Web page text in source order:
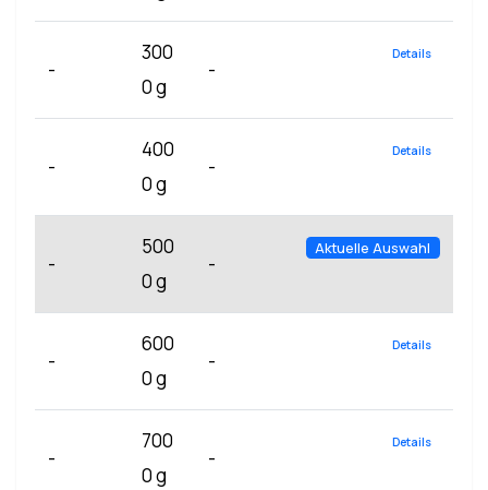
-
300
0 g
-
Details
-
400
0 g
-
Details
-
500
0 g
-
Aktuelle Auswahl
-
600
0 g
-
Details
-
700
0 g
-
Details